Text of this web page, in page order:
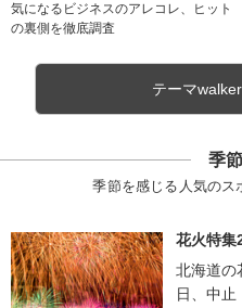
気になるビジネスのアレコレ、ヒット
の裏側を徹底調査
テーマ
季
季節を感じる人気のス
花火特集
北海道の
日、中